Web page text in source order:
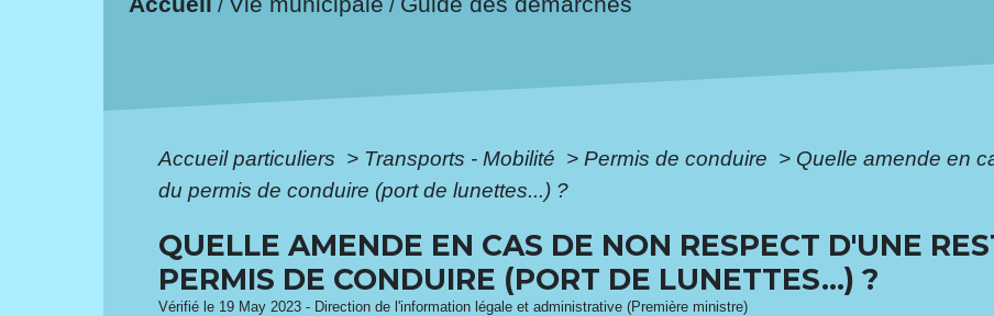
/ /
Accueil particuliers > Transports - Mobilité > Permis de conduire > Quelle amende en
du permis de conduire (port de lunettes...) ?
QUELLE AMENDE EN CAS DE NON RESPECT D'UNE
PERMIS DE CONDUIRE (PORT DE LUNETTES...) ?
Vérifié le 19 May 2023 - Direction de l'information légale et administrative (Première ministre)